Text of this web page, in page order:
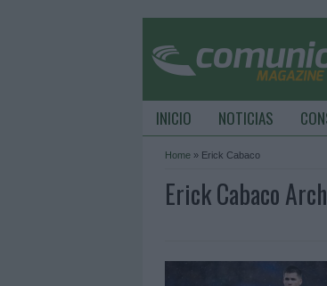
INICIO NOTICIAS
Home » Erick Cabaco
Erick Cabaco